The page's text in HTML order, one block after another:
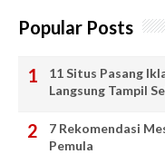
Popular Posts
11 Situs Pasang
Langsung Tampil
7 Rekomendasi
Pemula